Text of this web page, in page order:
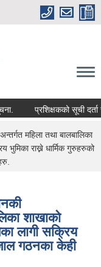
प्रशिक्षकको सूची दर्ता
महिला तथा बालबालिका
भुमिका राख्ने धार्मिक गुरुहरुको
शाखाको
लागी सक्रिय
गठनका केही